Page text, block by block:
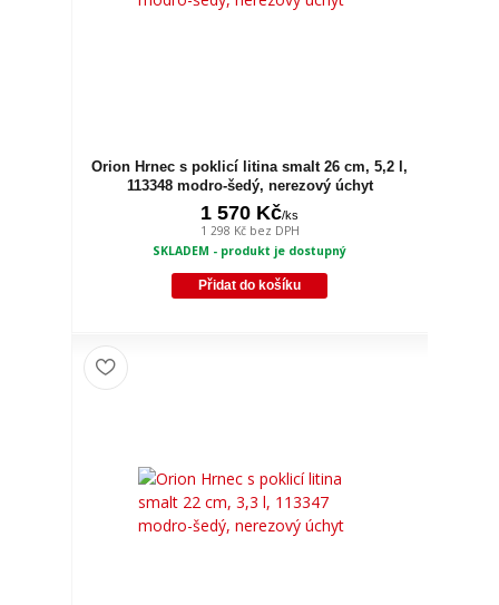
Orion Hrnec s poklicí litina smalt 26 cm, 5,2 l,
113348 modro-šedý, nerezový úchyt
1 570 Kč/ks
1 298 Kč bez DPH
SKLADEM - produkt je dostupný
Přidat do košíku